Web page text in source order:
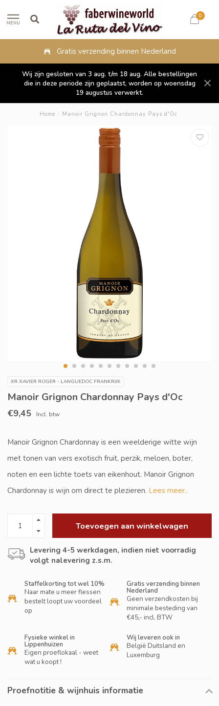
MENU
0
Gratis verzending binnen Nederland
Wij zijn gesloten van 3 aug. t/m 18 aug. Alle bestellingen
die in deze periode zijn geplaatst, worden op woensdag
19 augustus verwerkt.
Home / Manoir Grignon Chardonnay Pays d'Oc
XR XAVIER ROGER - LANGUEDOC FRANKRIJK
Manoir Grignon Chardonnay Pays d'Oc
€9,45 Incl. btw
Manoir Grignon Chardonnay is een weelderige witte wijn
met tonen van vers exotisch fruit, perzik, meloen, boter,
noten en een lichte toets van eikenhout. Manoir Grignon
Chardonnay is wijn om direct te plezieren. Lees meer..
Toevoegen aan winkelwagen
Levering 4-5 werkdagen, indien niet voorradig
volgt nalevering z.s.m.
Staffelkorting tot wel 10%
Naar mate u meer flessen
bestelt loopt uw voordeel
op
Gratis verzending binnen
Nederland
Geen verzendkosten bij
minimale besteding van
€45,- incl. BTW
Fysieke winkel in
Lippenhuizen
Eigen proeflokaal - weet
wat u koopt !
Wij leveren ook in
België Duitsland en
Luxemburg
Proefnotitie & wijnhuis informatie